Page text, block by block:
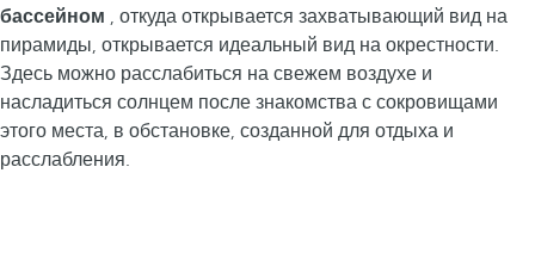
бассейном , откуда открывается захватывающий вид на
пирамиды, открывается идеальный вид на окрестности.
Здесь можно расслабиться на свежем воздухе и
насладиться солнцем после знакомства с сокровищами
этого места, в обстановке, созданной для отдыха и
расслабления.